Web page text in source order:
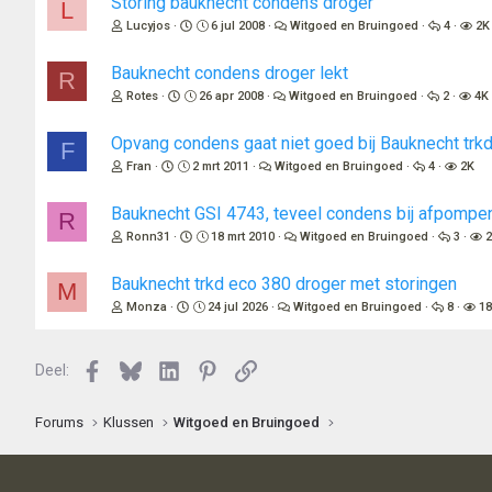
L
Lucyjos 6 jul 2008 Witgoed en Bruingoed 4 2K
R Bauknecht condens droger lekt
Rotes 26 apr 2008 Witgoed en Bruingoed 2 4K
F Opvang condens gaat niet goed bij Bauknecht
Fran 2 mrt 2011 Witgoed en Bruingoed 4 2K
R Bauknecht GSI 4743, teveel condens bij
Ronn31 18 mrt 2010 Witgoed en Bruingoed 3
M Bauknecht trkd eco 380 droger met storingen
Monza 24 jul 2026 Witgoed en Bruingoed 8
Deel: Facebook
BlueskyLinkedInPinterest
Link
Forums Klussen Witgoed en Bruingoed